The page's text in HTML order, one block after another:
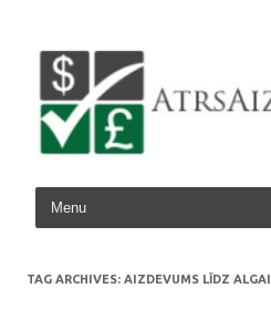
Skip to content
TAG ARCHIVES: AIZDEVUMS LĪDZ ALGAI